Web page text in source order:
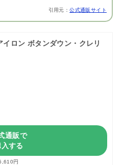
引用元：公式通販サイト
ロン ボタンダウン・クレリ
通販で
する
円